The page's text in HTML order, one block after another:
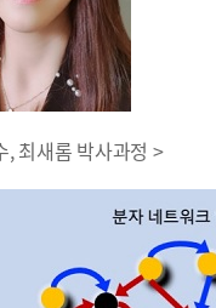
, 최새롬 박사과정 >